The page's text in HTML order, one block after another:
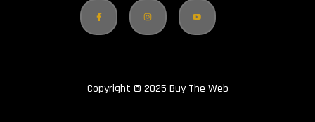
Copyright © 2025 Buy The Web